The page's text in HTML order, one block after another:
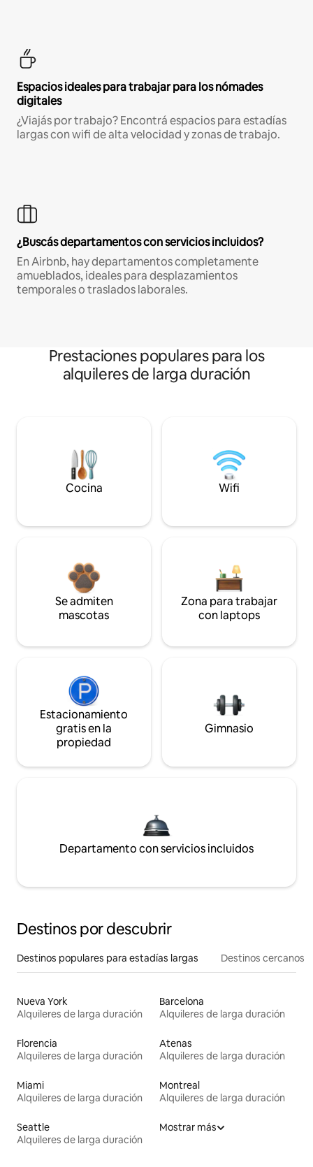
Espacios ideales para trabajar para los nómades
digitales
¿Viajás por trabajo? Encontrá espacios para estadías
largas con wifi de alta velocidad y zonas de trabajo.
¿Buscás departamentos con servicios incluidos?
En Airbnb, hay departamentos completamente
amueblados, ideales para desplazamientos
temporales o traslados laborales.
Prestaciones populares para los
alquileres de larga duración
Cocina Wifi
Se admiten
mascotas
Zona para trabajar
con laptops
Estacionamiento
gratis en la
propiedad
Gimnasio
Departamento con servicios incluidos
Destinos por descubrir
Destinos populares para estadías largas Destinos cercanos
Nueva York
Alquileres de larga duración
Barcelona
Alquileres de larga duración
Florencia
Alquileres de larga duración
Atenas
Alquileres de larga duración
Miami
Alquileres de larga duración
Montreal
Alquileres de larga duración
Seattle
Alquileres de larga duración
Mostrar más